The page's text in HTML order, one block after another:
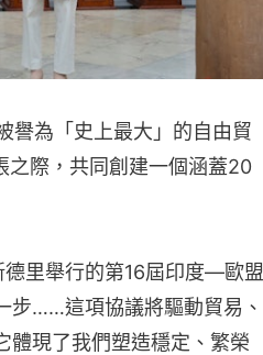
譽為「史上最大」的自由貿
之際，共同創建一個涵蓋20
里舉行的第16屆印度—歐盟
步……這項協議將驅動貿易、
體現了我們塑造穩定、繁榮